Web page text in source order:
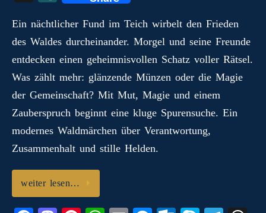
bo
ok
to
do
n
er
es
t
ts
A
pp
ail
ng
er
ok
.c
o
m
a
m
N
G
Ein nächtlicher Fund im Teich wirbelt den Frieden
des Waldes durcheinander. Morgel und seine Freunde
entdecken einen geheimnisvollen Schatz voller Rätsel.
Was zählt mehr: glänzende Münzen oder die Magie
der Gemeinschaft? Mit Mut, Magie und einem
Zauberspruch beginnt eine kluge Spurensuche. Ein
modernes Waldmärchen über Verantwortung,
Zusammenhalt und stille Helden.
weiter lesen…